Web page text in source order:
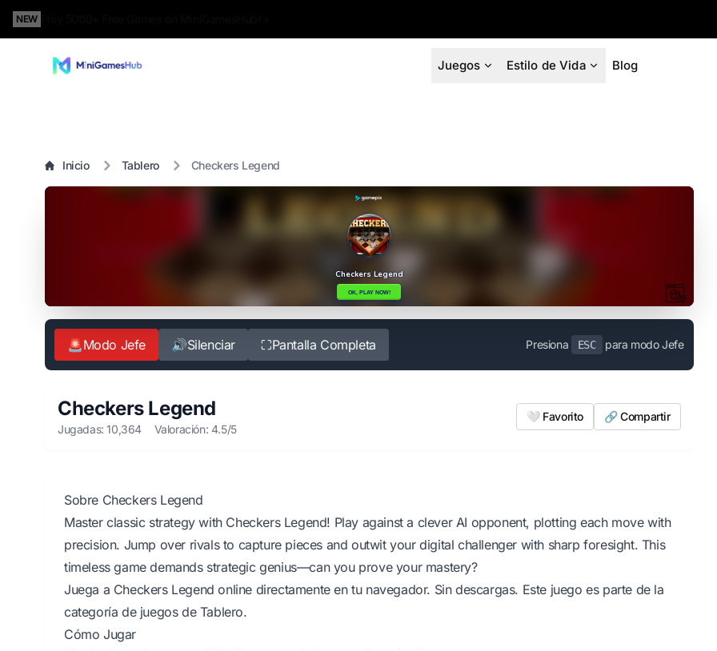
NEW
Juegos Estilo de Vida Blog
Inicio Tablero Checkers Legend
🚨Modo Jefe 🔊Silenciar ⛶Pantalla Completa Presiona ESC para modo Jefe
Checkers Legend
Jugadas: 10,364 Valoración: 4.5/5
🤍 Favorito 🔗 Compartir
Sobre Checkers Legend
Master classic strategy with Checkers Legend! Play against a clever AI opponent, plotting each move with
precision. Jump over rivals to capture pieces and outwit your digital challenger with sharp foresight. This
timeless game demands strategic genius—can you prove your mastery?
Juega a Checkers Legend online directamente en tu navegador. Sin descargas. Este juego es parte de la
categoría de juegos de Tablero.
Cómo Jugar